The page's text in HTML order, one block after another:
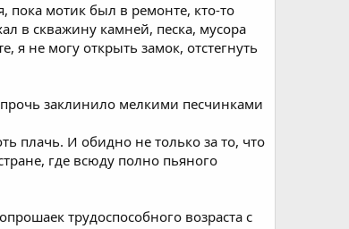
пока мотик был в ремонте, кто-то
в скважину камней, песка, мусора
я не могу открыть замок, отстегнуть
заклинило мелкими песчинками
плачь. И обидно не только за то, что
где всюду полно пьяного
трудоспособного возраста с